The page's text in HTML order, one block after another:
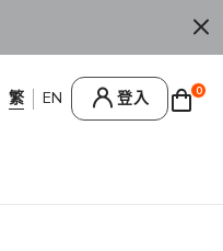
香 港 / 澳 門 訂 單 滿
登入 0